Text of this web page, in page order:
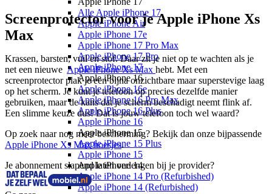
Alle Apple iPhone 17
Apple iPhone Air
Apple iPhone 17e
Apple iPhone 17 Pro Max
Apple iPhone 17 Pro
Apple iPhone 17
Apple iPhone 16
Apple iPhone 16e
Apple iPhone 16 Pro Max
Apple iPhone 16 Plus
Apple iPhone 16
Apple iPhone 15
Apple iPhone 15 Plus
Apple iPhone 15
Apple iPhone 14
Apple iPhone 14 Pro (Refurbished)
Apple iPhone 14 (Refurbished)
Screenprotector voor je Apple iPhone Xs
Max
Krassen, barsten, vuil en stof. Daar zit je niet op te wachten als je
net een nieuwe Apple iPhone Xs Max hebt. Met een
screenprotector plak je een bijna onzichtbare maar superstevige laag
op het scherm. Je kunt je telefoon op precies dezelfde manier
gebruiken, maar de kans dat je scherm beschadigt neemt flink af.
Een slimme keuze dus! Dat is jouw telefoon toch wel waard?
Apple iPhone Xs Max hoesjes.
Je abonnement slapend laten verlengen bij je provider?